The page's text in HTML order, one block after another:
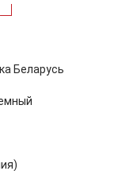
Беларусь